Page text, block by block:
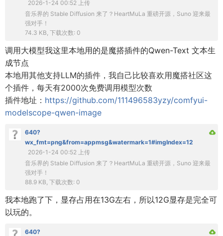
2026-1-24 00:52 上传
音乐界的 Stable Diffusion 来了？HeartMuLa 重磅开源，Suno 迎来最
强对手！
74.3 KB, 下载次数: 0
调用大模型我这里本地用的是魔搭插件的Qwen-Text 文本生
成节点
本地用其他支持LLM的插件，我自己比较喜欢用魔搭社区这
个插件，每天有2000次免费调用模型次数
插件地址： https://github.com/111496583yzy/comfyui-
modelscope-qwen-image
640?
wx_fmt=png&from=appmsg&watermark=1#imgIndex=12
2026-1-24 00:52 上传
音乐界的 Stable Diffusion 来了？HeartMuLa 重磅开源，Suno 迎来最
强对手！
88.9 KB, 下载次数: 0
我本地跑了下，显存占用在13G左右，所以12G显存是完全可
以玩的。
640?